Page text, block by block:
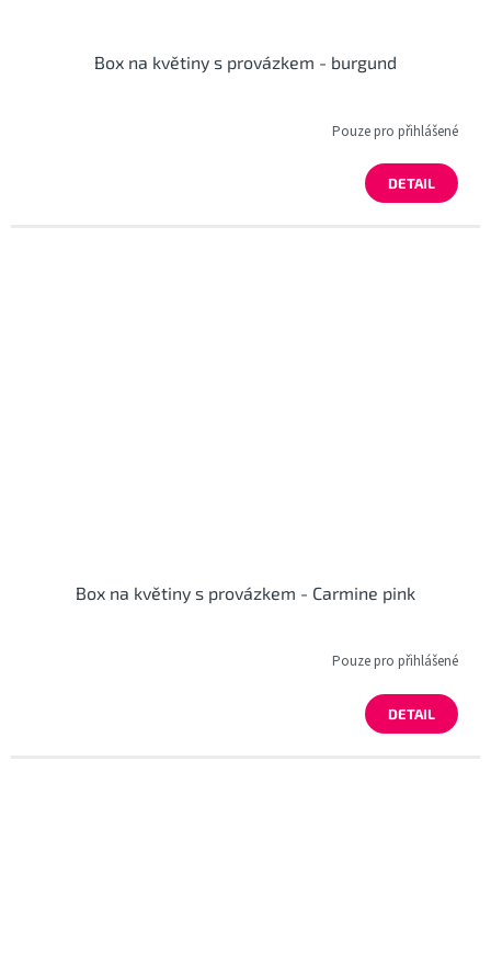
Box na květiny s provázkem - burgund
Pouze pro přihlášené
DETAIL
Box na květiny s provázkem - Carmine pink
Pouze pro přihlášené
DETAIL